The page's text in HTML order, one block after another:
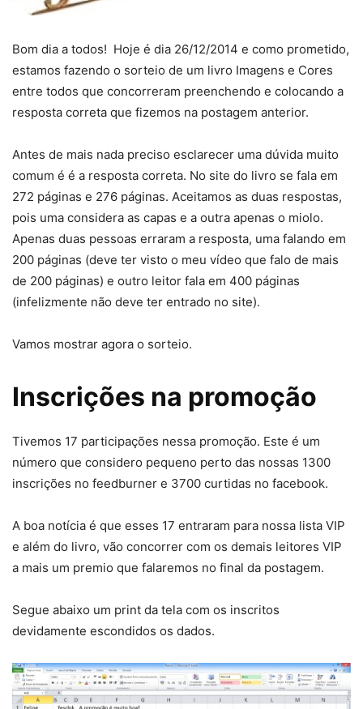
Bom dia a todos! Hoje é dia 26/12/2014 e como prometido,
estamos fazendo o sorteio de um livro Imagens e Cores
entre todos que concorreram preenchendo e colocando a
resposta correta que fizemos na postagem anterior.
Antes de mais nada preciso esclarecer uma dúvida muito
comum é é a resposta correta. No site do livro se fala em
272 páginas e 276 páginas. Aceitamos as duas respostas,
pois uma considera as capas e a outra apenas o miolo.
Apenas duas pessoas erraram a resposta, uma falando em
200 páginas (deve ter visto o meu vídeo que falo de mais
de 200 páginas) e outro leitor fala em 400 páginas
(infelizmente não deve ter entrado no site).
Vamos mostrar agora o sorteio.
Inscrições na promoção
Tivemos 17 participações nessa promoção. Este é um
número que considero pequeno perto das nossas 1300
inscrições no feedburner e 3700 curtidas no facebook.
A boa notícia é que esses 17 entraram para nossa lista VIP
e além do livro, vão concorrer com os demais leitores VIP
a mais um premio que falaremos no final da postagem.
Segue abaixo um print da tela com os inscritos
devidamente escondidos os dados.